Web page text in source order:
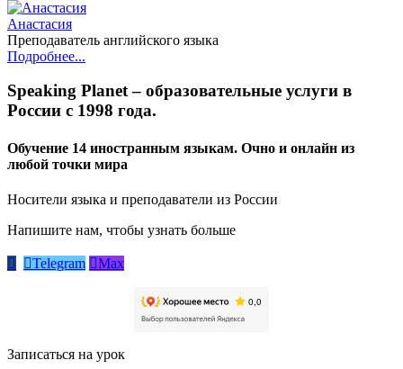
Анастасия
Преподаватель английского языка
Подробнее...
Speaking Planet – образовательные услуги в
России с 1998 года.
Обучение 14 иностранным языкам. Очно и онлайн из
любой точки мира
Носители языка и преподаватели из России
Напишите нам, чтобы узнать больше
 Telegram Max
Записаться на урок